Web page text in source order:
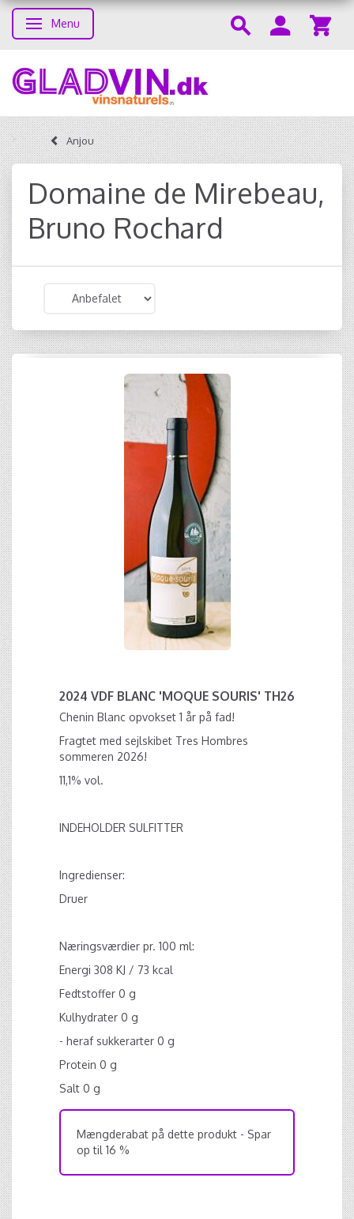
Skifte navigation
Menu
Anjou
Domaine de Mirebeau,
Bruno Rochard
2024 VDF BLANC 'MOQUE SOURIS' TH26
Chenin Blanc opvokset 1 år på fad!
Fragtet med sejlskibet Tres Hombres
sommeren 2026!
11,1% vol.
INDEHOLDER SULFITTER
Ingredienser:
Druer
Næringsværdier pr. 100 ml:
Energi 308 KJ / 73 kcal
Fedtstoffer 0 g
Kulhydrater 0 g
- heraf sukkerarter 0 g
Protein 0 g
Salt 0 g
Mængderabat på dette produkt - Spar
op til 16 %